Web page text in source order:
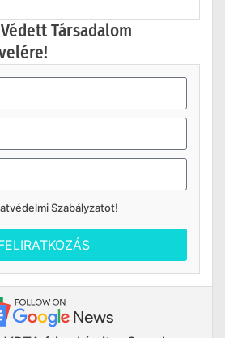
Társadalom
Szabályzatot!